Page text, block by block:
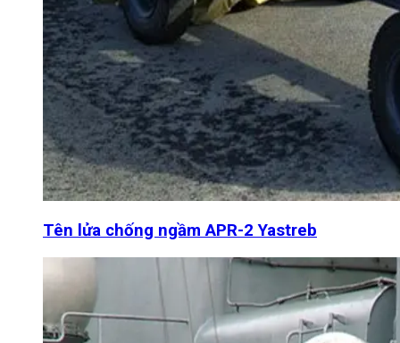
Tên lửa chống ngầm APR-2 Yastreb